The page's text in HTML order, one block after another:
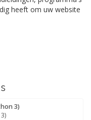
heeft om uw website
3)